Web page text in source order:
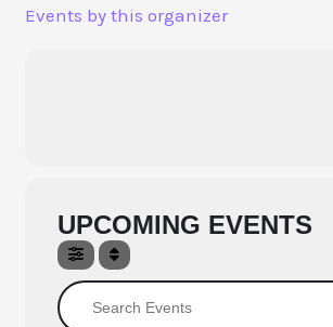
AllerEvents by this organizer
UPCOMING EVENTS
Search Events